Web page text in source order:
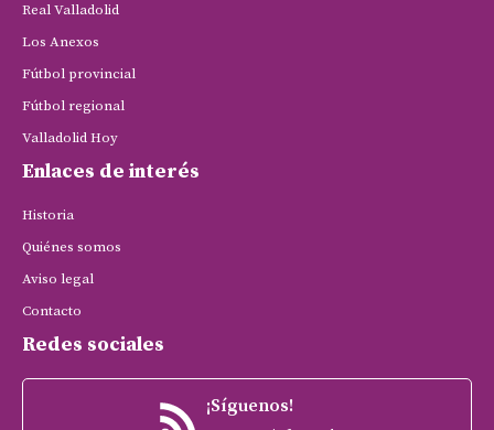
Real Valladolid
Los Anexos
Fútbol provincial
Fútbol regional
Valladolid Hoy
Enlaces de interés
Historia
Quiénes somos
Aviso legal
Contacto
Redes sociales
¡Síguenos!